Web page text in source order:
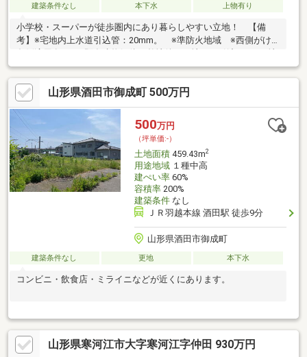
建築条件なし 本下水 上物有り
小学校・スーパーが徒歩圏内にあり暮らしやすい立地！ 【備
考】※宅地内上水道引込管：20mm。 ※準防火地域 ※西側がけ
目の一部畑。要、農転5条による届出。
山形県酒田市御成町 500万円
500万円
（坪単価:-）
土地面積459.43m2
用途地域１種中高
建ぺい率60%
容積率200%
建築条件なし
ＪＲ羽越本線 酒田駅 徒歩9分
山形県酒田市御成町
建築条件なし 更地 本下水
コンビニ・飲食店・ミライニなどが近くにあります。
山形県寒河江市大字寒河江字仲田 930万円